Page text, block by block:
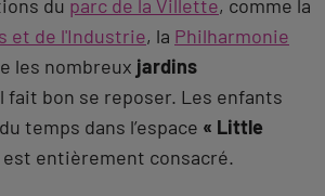
du parc de la Villette, comme la
et de l'Industrie, la Philharmonie
les nombreux jardins
fait bon se reposer. Les enfants
temps dans l’espace « Little
entièrement consacré.